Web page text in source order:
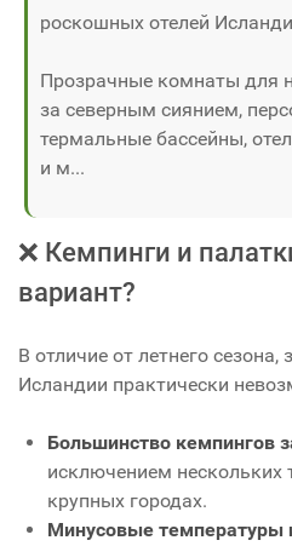
роскошных отелей
Прозрачные комнаты для
за северным сиянием,
термальные бассейны,
и м...
❌ Кемпинги и
вариант?
В отличие от летнего
Исландии практически
Большинство кемпингов
исключением нескольких
крупных городах.
Минусовые температуры